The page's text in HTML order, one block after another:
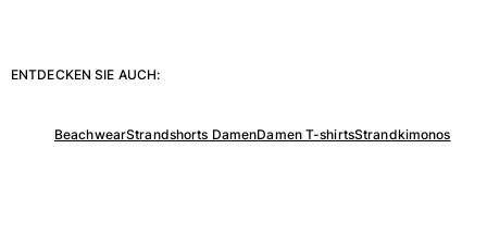
ENTDECKEN SIE AUCH:
BeachwearStrandshorts DamenDamen T-shirtsStrandkimonos